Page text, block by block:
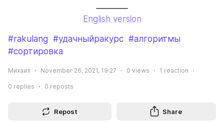
English version
#rakulang #удачныйракурс #алгоритмы
#сортировка
Михаил November 26, 2021, 19:27 0 views 1 reaction
0 replies 0 reposts
Repost Share